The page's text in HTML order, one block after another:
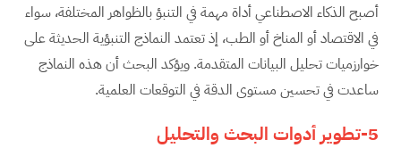
أصبح الذكاء الاصطناعي أداة مهمة في التنبؤ بالظواهر المختلفة، سواء
في الاقتصاد أو المناخ أو الطب، إذ تعتمد النماذج التنبؤية الحديثة على
خوارزميات تحليل البيانات المتقدمة. ويؤكد البحث أن هذه النماذج
ساعدت في تحسين مستوى الدقة في التوقعات العلمية.
5-تطوير أدوات البحث والتحليل